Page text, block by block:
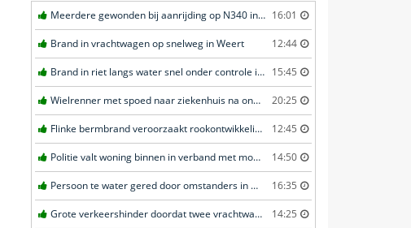
Meerdere gewonden bij aanrijding op N340 in Ommen 16:01
Brand in vrachtwagen op snelweg in Weert 12:44
Brand in riet langs water snel onder controle in Amersfoort 15:45
Wielrenner met spoed naar ziekenhuis na ongeval in Zwartebroek 20:25
Flinke bermbrand veroorzaakt rookontwikkeling in Haastrecht 12:45
Politie valt woning binnen in verband met mogelijk vuurwapen in Eindhoven 14:50
Persoon te water gered door omstanders in Waddinxveen 16:35
Grote verkeershinder doordat twee vrachtwagens botsen tunnel in Zwijndrecht 14:25